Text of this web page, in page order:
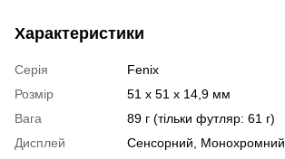
Характеристики
Серія
Fenix
Розмір
51 x 51 x 14,9 мм
Вага
89 г (тільки футляр: 61 г)
Дисплей
Сенсорний, Монохромний